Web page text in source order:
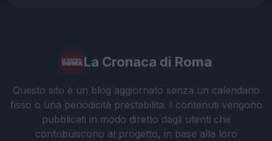
La Cronaca di Roma
Questo sito è un blog aggiornato senza un calendario
fisso o una periodicità prestabilita. I contenuti vengono
pubblicati in modo diretto dagli utenti che
contribuiscono al progetto, in base alla loro